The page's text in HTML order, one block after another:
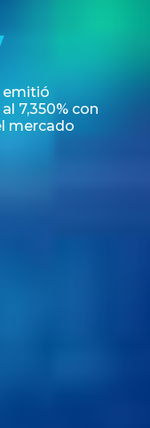
emitió
7,350% con
mercado